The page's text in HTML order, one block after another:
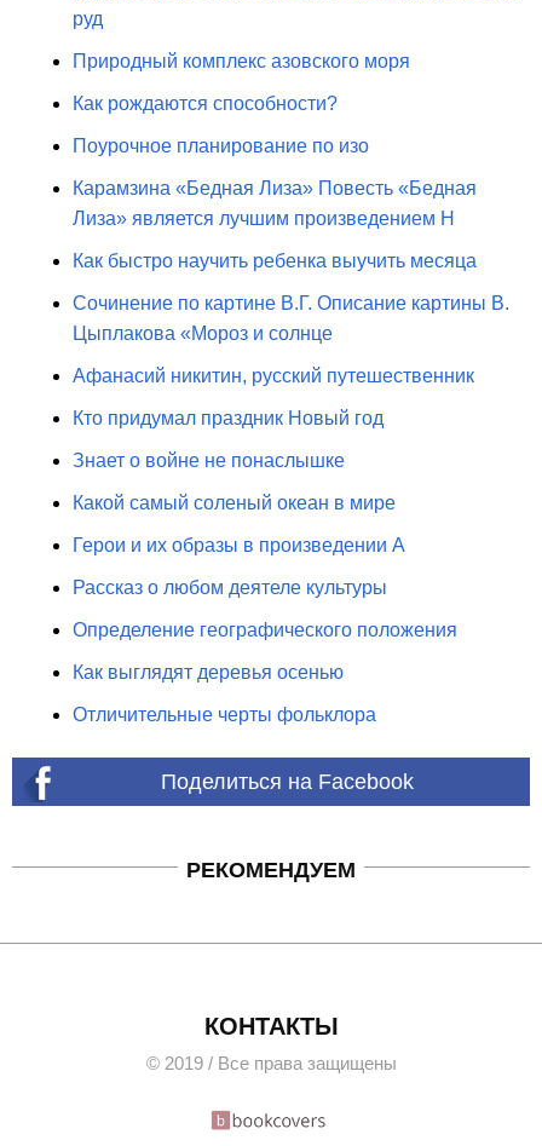
руд
Природный комплекс азовского моря
Как рождаются способности?
Поурочное планирование по изо
Карамзина «Бедная Лиза» Повесть «Бедная
Лиза» является лучшим произведением Н
Как быстро научить ребенка выучить месяца
Сочинение по картине В.Г. Описание картины В.
Цыплакова «Мороз и солнце
Афанасий никитин, русский путешественник
Кто придумал праздник Новый год
Знает о войне не понаслышке
Какой самый соленый океан в мире
Герои и их образы в произведении А
Рассказ о любом деятеле культуры
Определение географического положения
Как выглядят деревья осенью
Отличительные черты фольклора
Поделиться на Facebook
РЕКОМЕНДУЕМ
КОНТАКТЫ
© 2019 / Все права защищены